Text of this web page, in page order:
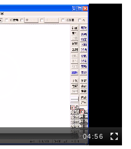
04:56